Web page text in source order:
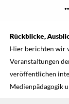
Rückblicke,
Hier berichten wir
Veranstaltungen
veröffentlichen
Medienpädagogik